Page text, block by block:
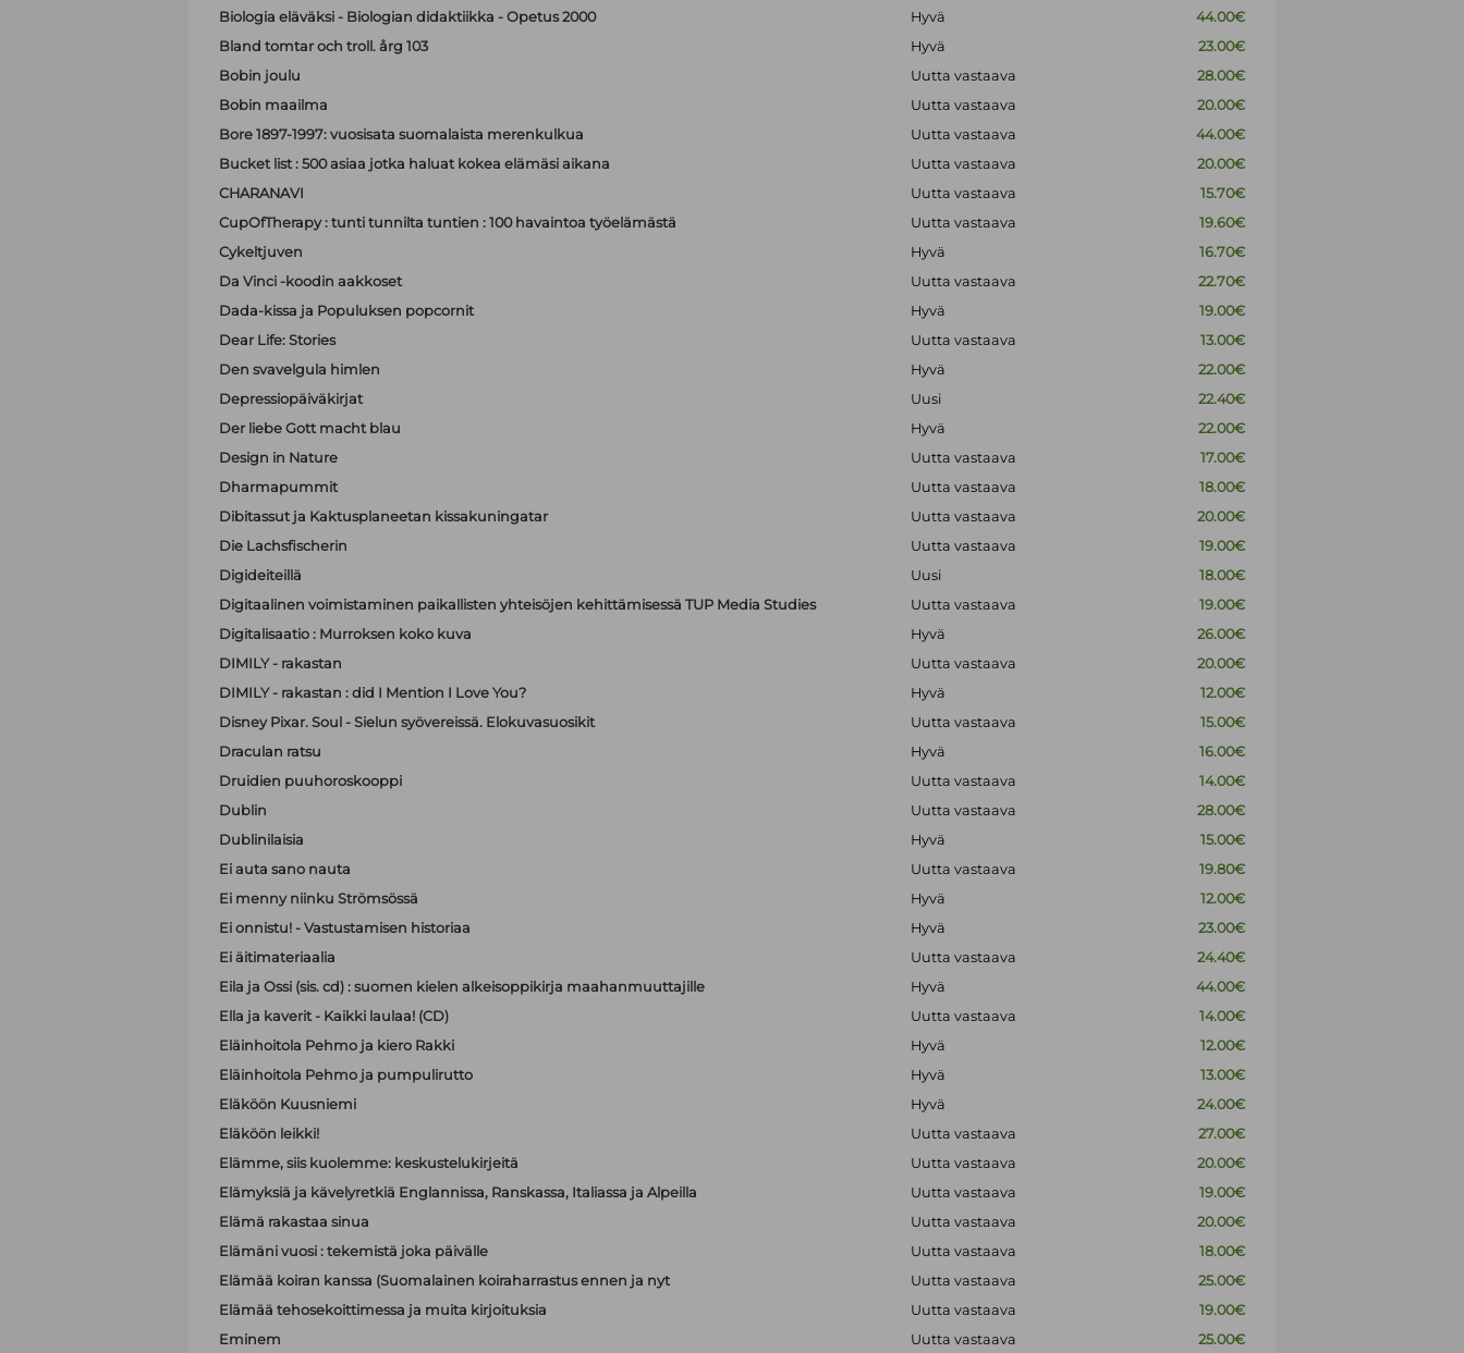
Biologia eläväksi - Biologian didaktiikka - Opetus 2000
Hyvä
44.00€
Bland tomtar och troll. årg 103
Hyvä
23.00€
Bobin joulu
Uutta vastaava
28.00€
Bobin maailma
Uutta vastaava
20.00€
Bore 1897-1997: vuosisata suomalaista merenkulkua
Uutta vastaava
44.00€
Bucket list : 500 asiaa jotka haluat kokea elämäsi aikana
Uutta vastaava
20.00€
CHARANAVI
Uutta vastaava
15.70€
CupOfTherapy : tunti tunnilta tuntien : 100 havaintoa työelämästä
Uutta vastaava
19.60€
Cykeltjuven
Hyvä
16.70€
Da Vinci -koodin aakkoset
Uutta vastaava
22.70€
Dada-kissa ja Populuksen popcornit
Hyvä
19.00€
Dear Life: Stories
Uutta vastaava
13.00€
Den svavelgula himlen
Hyvä
22.00€
Depressiopäiväkirjat
Uusi
22.40€
Der liebe Gott macht blau
Hyvä
22.00€
Design in Nature
Uutta vastaava
17.00€
Dharmapummit
Uutta vastaava
18.00€
Dibitassut ja Kaktusplaneetan kissakuningatar
Uutta vastaava
20.00€
Die Lachsfischerin
Uutta vastaava
19.00€
Digideiteillä
Uusi
18.00€
Digitaalinen voimistaminen paikallisten yhteisöjen kehittämisessä TUP Media Studies
Uutta vastaava
19.00€
Digitalisaatio : Murroksen koko kuva
Hyvä
26.00€
DIMILY - rakastan
Uutta vastaava
20.00€
DIMILY - rakastan : did I Mention I Love You?
Hyvä
12.00€
Disney Pixar. Soul - Sielun syövereissä. Elokuvasuosikit
Uutta vastaava
15.00€
Draculan ratsu
Hyvä
16.00€
Druidien puuhoroskooppi
Uutta vastaava
14.00€
Dublin
Uutta vastaava
28.00€
Dublinilaisia
Hyvä
15.00€
Ei auta sano nauta
Uutta vastaava
19.80€
Ei menny niinku Strömsössä
Hyvä
12.00€
Ei onnistu! - Vastustamisen historiaa
Hyvä
23.00€
Ei äitimateriaalia
Uutta vastaava
24.40€
Eila ja Ossi (sis. cd) : suomen kielen alkeisoppikirja maahanmuuttajille
Hyvä
44.00€
Ella ja kaverit - Kaikki laulaa! (CD)
Uutta vastaava
14.00€
Eläinhoitola Pehmo ja kiero Rakki
Hyvä
12.00€
Eläinhoitola Pehmo ja pumpulirutto
Hyvä
13.00€
Eläköön Kuusniemi
Hyvä
24.00€
Eläköön leikki!
Uutta vastaava
27.00€
Elämme, siis kuolemme: keskustelukirjeitä
Uutta vastaava
20.00€
Elämyksiä ja kävelyretkiä Englannissa, Ranskassa, Italiassa ja Alpeilla
Uutta vastaava
19.00€
Elämä rakastaa sinua
Uutta vastaava
20.00€
Elämäni vuosi : tekemistä joka päivälle
Uutta vastaava
18.00€
Elämää koiran kanssa (Suomalainen koiraharrastus ennen ja nyt
Uutta vastaava
25.00€
Elämää tehosekoittimessa ja muita kirjoituksia
Uutta vastaava
19.00€
Eminem
Uutta vastaava 25.00€